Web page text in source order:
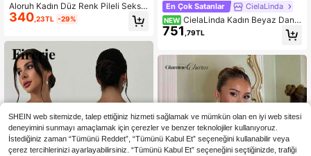
Aloruh Kadın Düz Renk Pileli Seksi
Çok Amaçlı Randevu ve Seyahat İçi
n Boyundan Bağlamalı Üst
340 ,23TL -29%
En Çok Satanlar CielaLinda
NEW CielaLinda Kadın Beyaz Dante
l Boho Bluz, İspanyol Kol Düğmeli Ö
n Üst, Uzun Kollu Romantik Gömlek
751 ,79TL
SHEIN web sitemizde, talep ettiğiniz hizmeti sağlamak ve mümkün olan en iyi web sitesi
deneyimini sunmayı amaçlamak için çerezler ve benzer teknolojiler kullanıyoruz.
İstediğiniz zaman “Tümünü Reddet”, “Tümünü Kabul Et” seçeneğini kullanabilir veya
çerez tercihlerinizi ayarlayabilirsiniz. “Tümünü Kabul Et” seçeneğini seçtiğinizde, trafiği